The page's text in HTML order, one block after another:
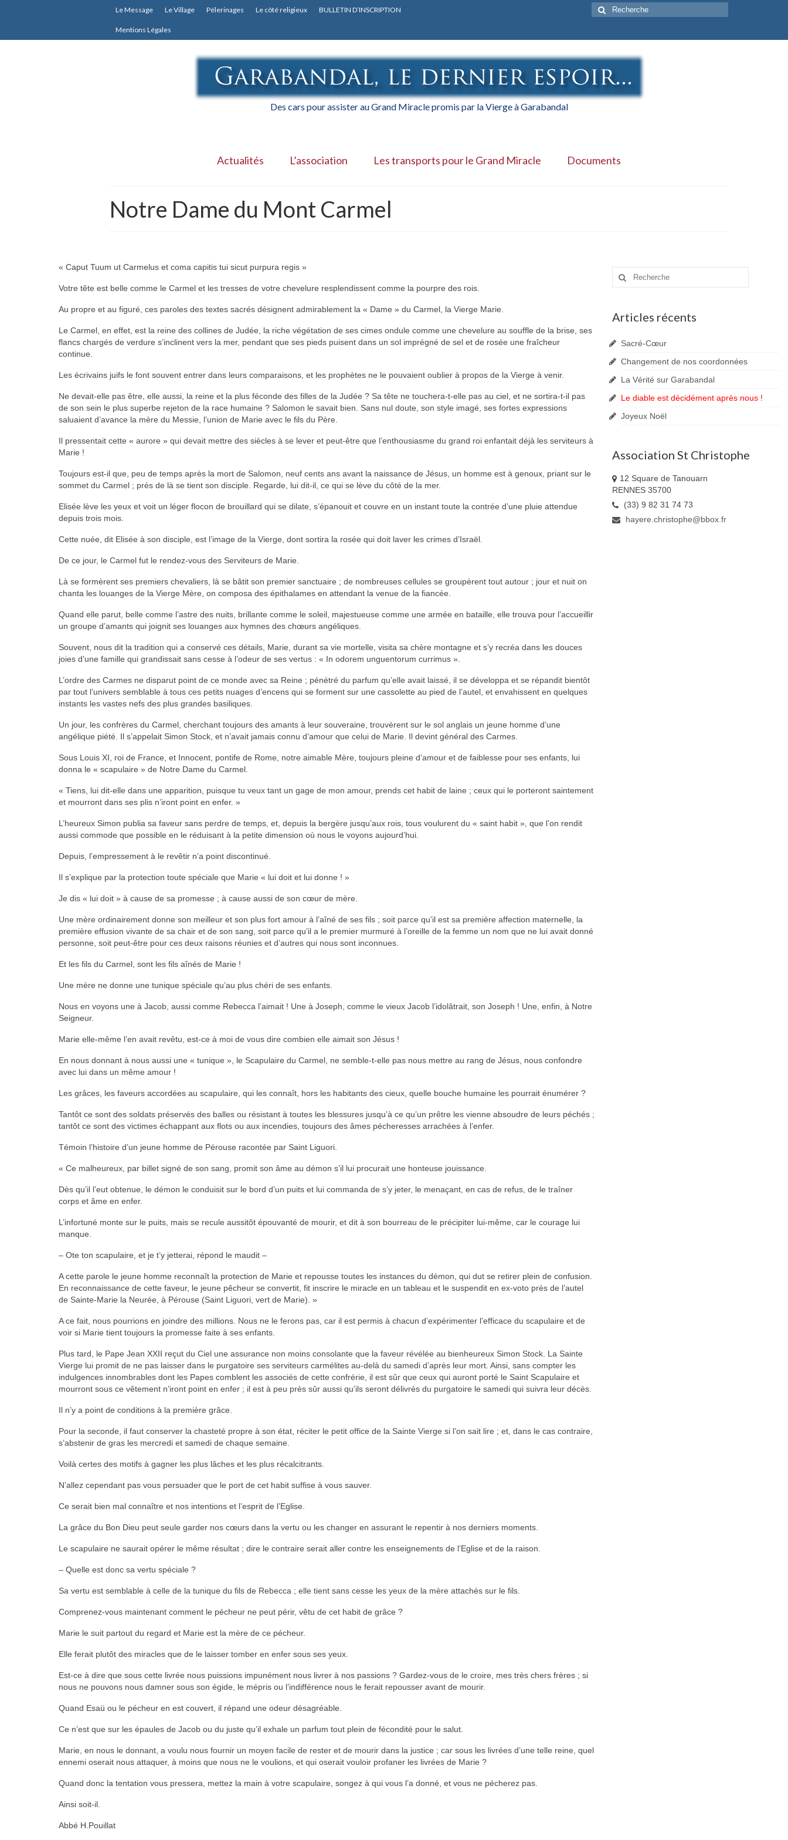
Le Message Le Village Pélerinages Le côté religieux BULLETIN D’INSCRIPTION
Mentions Légales
Rechercher
:
Des cars pour assister au Grand Miracle promis par la Vierge à Garabandal
Actualités L’association Les transports pour le Grand Miracle Documents
Notre Dame du Mont Carmel
« Caput Tuum ut Carmelus et coma capitis tui sicut purpura regis »
Votre tête est belle comme le Carmel et les tresses de votre chevelure resplendissent comme la pourpre des rois.
Au propre et au figuré, ces paroles des textes sacrés désignent admirablement la « Dame » du Carmel, la Vierge Marie.
Le Carmel, en effet, est la reine des collines de Judée, la riche végétation de ses cimes ondule comme une chevelure au souffle de la brise, ses
flancs chargés de verdure s’inclinent vers la mer, pendant que ses pieds puisent dans un sol imprégné de sel et de rosée une fraîcheur
continue.
Les écrivains juifs le font souvent entrer dans leurs comparaisons, et les prophètes ne le pouvaient oublier à propos de la Vierge à venir.
Ne devait-elle pas être, elle aussi, la reine et la plus féconde des filles de la Judée ? Sa tête ne touchera-t-elle pas au ciel, et ne sortira-t-il pas
de son sein le plus superbe rejeton de la race humaine ? Salomon le savait bien. Sans nul doute, son style imagé, ses fortes expressions
saluaient d’avance la mère du Messie, l’union de Marie avec le fils du Père.
Il pressentait cette « aurore » qui devait mettre des siècles à se lever et peut-être que l’enthousiasme du grand roi enfantait déjà les serviteurs à
Marie !
Toujours est-il que, peu de temps après la mort de Salomon, neuf cents ans avant la naissance de Jésus, un homme est à genoux, priant sur le
sommet du Carmel ; près de là se tient son disciple. Regarde, lui dit-il, ce qui se lève du côté de la mer.
Elisée lève les yeux et voit un léger flocon de brouillard qui se dilate, s’épanouit et couvre en un instant toute la contrée d’une pluie attendue
depuis trois mois.
Cette nuée, dit Elisée à son disciple, est l’image de la Vierge, dont sortira la rosée qui doit laver les crimes d’Israël.
De ce jour, le Carmel fut le rendez-vous des Serviteurs de Marie.
Là se formèrent ses premiers chevaliers, là se bâtit son premier sanctuaire ; de nombreuses cellules se groupèrent tout autour ; jour et nuit on
chanta les louanges de la Vierge Mère, on composa des épithalames en attendant la venue de la fiancée.
Quand elle parut, belle comme l’astre des nuits, brillante comme le soleil, majestueuse comme une armée en bataille, elle trouva pour l’accueillir
un groupe d’amants qui joignit ses louanges aux hymnes des chœurs angéliques.
Souvent, nous dit la tradition qui a conservé ces détails, Marie, durant sa vie mortelle, visita sa chère montagne et s’y recréa dans les douces
joies d’une famille qui grandissait sans cesse à l’odeur de ses vertus : « In odorem unguentorum currimus ».
L’ordre des Carmes ne disparut point de ce monde avec sa Reine ; pénétré du parfum qu’elle avait laissé, il se développa et se répandit bientôt
par tout l’univers semblable à tous ces petits nuages d’encens qui se forment sur une cassolette au pied de l’autel, et envahissent en quelques
instants les vastes nefs des plus grandes basiliques.
Un jour, les confrères du Carmel, cherchant toujours des amants à leur souveraine, trouvèrent sur le sol anglais un jeune homme d’une
angélique piété. Il s’appelait Simon Stock, et n’avait jamais connu d’amour que celui de Marie. Il devint général des Carmes.
Sous Louis XI, roi de France, et Innocent, pontife de Rome, notre aimable Mère, toujours pleine d’amour et de faiblesse pour ses enfants, lui
donna le « scapulaire » de Notre Dame du Carmel.
« Tiens, lui dit-elle dans une apparition, puisque tu veux tant un gage de mon amour, prends cet habit de laine ; ceux qui le porteront saintement
et mourront dans ses plis n’iront point en enfer. »
L’heureux Simon publia sa faveur sans perdre de temps, et, depuis la bergère jusqu’aux rois, tous voulurent du « saint habit », que l’on rendit
aussi commode que possible en le réduisant à la petite dimension où nous le voyons aujourd’hui.
Depuis, l’empressement à le revêtir n’a point discontinué.
Il s’explique par la protection toute spéciale que Marie « lui doit et lui donne ! »
Je dis « lui doit » à cause de sa promesse ; à cause aussi de son cœur de mère.
Une mère ordinairement donne son meilleur et son plus fort amour à l’aîné de ses fils ; soit parce qu’il est sa première affection maternelle, la
première effusion vivante de sa chair et de son sang, soit parce qu’il a le premier murmuré à l’oreille de la femme un nom que ne lui avait donné
personne, soit peut-être pour ces deux raisons réunies et d’autres qui nous sont inconnues.
Et les fils du Carmel, sont les fils aînés de Marie !
Une mère ne donne une tunique spéciale qu’au plus chéri de ses enfants.
Nous en voyons une à Jacob, aussi comme Rebecca l’aimait ! Une à Joseph, comme le vieux Jacob l’idolâtrait, son Joseph ! Une, enfin, à Notre
Seigneur.
Marie elle-même l’en avait revêtu, est-ce à moi de vous dire combien elle aimait son Jésus !
En nous donnant à nous aussi une « tunique », le Scapulaire du Carmel, ne semble-t-elle pas nous mettre au rang de Jésus, nous confondre
avec lui dans un même amour !
Les grâces, les faveurs accordées au scapulaire, qui les connaît, hors les habitants des cieux, quelle bouche humaine les pourrait énumérer ?
Tantôt ce sont des soldats préservés des balles ou résistant à toutes les blessures jusqu’à ce qu’un prêtre les vienne absoudre de leurs péchés ;
tantôt ce sont des victimes échappant aux flots ou aux incendies, toujours des âmes pécheresses arrachées à l’enfer.
Témoin l’histoire d’un jeune homme de Pérouse racontée par Saint Liguori.
« Ce malheureux, par billet signé de son sang, promit son âme au démon s’il lui procurait une honteuse jouissance.
Dès qu’il l’eut obtenue, le démon le conduisit sur le bord d’un puits et lui commanda de s’y jeter, le menaçant, en cas de refus, de le traîner
corps et âme en enfer.
L’infortuné monte sur le puits, mais se recule aussitôt épouvanté de mourir, et dit à son bourreau de le précipiter lui-même, car le courage lui
manque.
– Ote ton scapulaire, et je t’y jetterai, répond le maudit –
A cette parole le jeune homme reconnaît la protection de Marie et repousse toutes les instances du démon, qui dut se retirer plein de confusion.
En reconnaissance de cette faveur, le jeune pêcheur se convertit, fit inscrire le miracle en un tableau et le suspendit en ex-voto près de l’autel
de Sainte-Marie la Neurée, à Pérouse (Saint Liguori, vert de Marie). »
A ce fait, nous pourrions en joindre des millions. Nous ne le ferons pas, car il est permis à chacun d’expérimenter l’efficace du scapulaire et de
voir si Marie tient toujours la promesse faite à ses enfants.
Plus tard, le Pape Jean XXII reçut du Ciel une assurance non moins consolante que la faveur révélée au bienheureux Simon Stock. La Sainte
Vierge lui promit de ne pas laisser dans le purgatoire ses serviteurs carmélites au-delà du samedi d’après leur mort. Ainsi, sans compter les
indulgences innombrables dont les Papes comblent les associés de cette confrérie, il est sûr que ceux qui auront porté le Saint Scapulaire et
mourront sous ce vêtement n’iront point en enfer ; il est à peu près sûr aussi qu’ils seront délivrés du purgatoire le samedi qui suivra leur décès.
Il n’y a point de conditions à la première grâce.
Pour la seconde, il faut conserver la chasteté propre à son état, réciter le petit office de la Sainte Vierge si l’on sait lire ; et, dans le cas contraire,
s’abstenir de gras les mercredi et samedi de chaque semaine.
Voilà certes des motifs à gagner les plus lâches et les plus récalcitrants.
N’allez cependant pas vous persuader que le port de cet habit suffise à vous sauver.
Ce serait bien mal connaître et nos intentions et l’esprit de l’Eglise.
La grâce du Bon Dieu peut seule garder nos cœurs dans la vertu ou les changer en assurant le repentir à nos derniers moments.
Le scapulaire ne saurait opérer le même résultat ; dire le contraire serait aller contre les enseignements de l’Eglise et de la raison.
– Quelle est donc sa vertu spéciale ?
Sa vertu est semblable à celle de la tunique du fils de Rebecca ; elle tient sans cesse les yeux de la mère attachés sur le fils.
Comprenez-vous maintenant comment le pécheur ne peut périr, vêtu de cet habit de grâce ?
Marie le suit partout du regard et Marie est la mère de ce pécheur.
Elle ferait plutôt des miracles que de le laisser tomber en enfer sous ses yeux.
Est-ce à dire que sous cette livrée nous puissions impunément nous livrer à nos passions ? Gardez-vous de le croire, mes très chers frères ; si
nous ne pouvons nous damner sous son égide, le mépris ou l’indifférence nous le ferait repousser avant de mourir.
Quand Esaü ou le pécheur en est couvert, il répand une odeur désagréable.
Ce n’est que sur les épaules de Jacob ou du juste qu’il exhale un parfum tout plein de fécondité pour le salut.
Marie, en nous le donnant, a voulu nous fournir un moyen facile de rester et de mourir dans la justice ; car sous les livrées d’une telle reine, quel
ennemi oserait nous attaquer, à moins que nous ne le voulions, et qui oserait vouloir profaner les livrées de Marie ?
Quand donc la tentation vous pressera, mettez la main à votre scapulaire, songez à qui vous l’a donné, et vous ne pécherez pas.
Ainsi soit-il.
Abbé H.Pouillat
Rechercher
Articles récents
Sacré-Cœur
Changement de nos coordonnées
La Vérité sur Garabandal
Le diable est décidément après nous !
Joyeux Noël
Association St Christophe
12 Square de Tanouarn
RENNES 35700
(33) 9 82 31 74 73
hayere.christophe@bbox.fr